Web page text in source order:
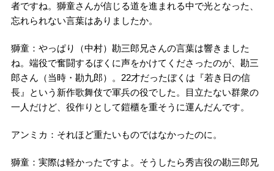
者ですね。獅童さんが信じる道を進まれる中で光となった、
忘れられない言葉はありましたか。
獅童：やっぱり（中村）勘三郎兄さんの言葉は響きました
ね。端役で奮闘するぼくに声をかけてくださったのが、勘三
郎さん（当時・勘九郎）。22才だったぼくは『若き日の信
長』という新作歌舞伎で軍兵の役でした。目立たない群衆の
一人だけど、役作りとして鎧櫃を重そうに運んだんです。
アンミカ：それほど重たいものではなかったのに。
獅童：実際は軽かったですよ。そうしたら秀吉役の勘三郎兄